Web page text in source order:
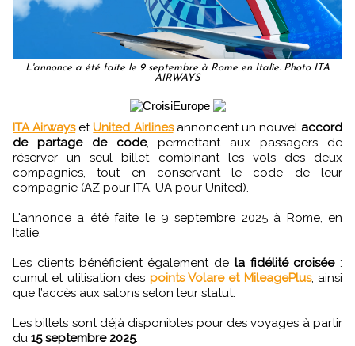
L'annonce a été faite le 9 septembre à Rome en Italie. Photo ITA
AIRWAYS
ITA AirwaysetUnited Airlinesannoncent un nouvel accord
de partage de code, permettant aux passagers de
réserver un seul billet combinant les vols des deux
compagnies, tout en conservant le code de leur
compagnie (AZ pour ITA, UA pour United).
L'annonce a été faite le 9 septembre 2025 à Rome, en
Italie.
Les clients bénéficient également de la fidélité croisée:
cumul et utilisation des points Volare et MileagePlus, ainsi
que l’accès aux salons selon leur statut.
Les billets sont déjà disponibles pour des voyages à partir
du 15 septembre 2025.